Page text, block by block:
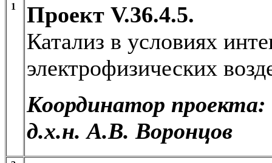
1
Проект V.36.4.5.
Катализ в условиях
электрофизических
Координатор проекта:
д.х.н. А.В. Воронцов